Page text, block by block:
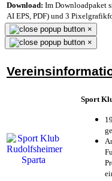
Download: Im Downloadpaket
AI EPS, PDF) und 3
×
×
Sport